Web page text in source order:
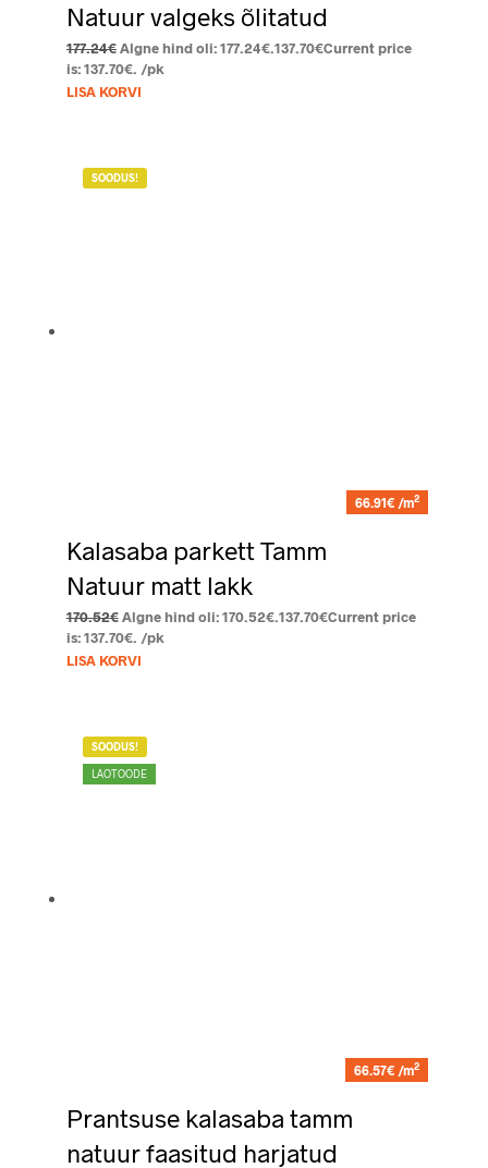
Natuur valgeks õlitatud
177.24€ Algne hind oli: 177.24€.137.70€Current price
is: 137.70€. /pk
LISA KORVI
SOODUS!
66.91€ /m2
Kalasaba parkett Tamm
Natuur matt lakk
170.52€ Algne hind oli: 170.52€.137.70€Current price
is: 137.70€. /pk
LISA KORVI
SOODUS!
LAOTOODE
66.57€ /m2
Prantsuse kalasaba tamm
natuur faasitud harjatud